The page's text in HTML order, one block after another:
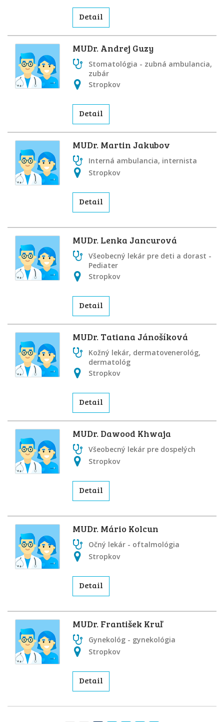
Detail
MUDr. Andrej Guzy
Stomatológia - zubná ambulancia,
zubár
Stropkov
Detail
MUDr. Martin Jakubov
Interná ambulancia, internista
Stropkov
Detail
MUDr. Lenka Jancurová
Všeobecný lekár pre deti a dorast -
Pediater
Stropkov
Detail
MUDr. Tatiana Jánošíková
Kožný lekár, dermatovenerológ,
dermatológ
Stropkov
Detail
MUDr. Dawood Khwaja
Všeobecný lekár pre dospelých
Stropkov
Detail
MUDr. Mário Kolcun
Očný lekár - oftalmológia
Stropkov
Detail
MUDr. František Kruľ
Gynekológ - gynekológia
Stropkov
Detail